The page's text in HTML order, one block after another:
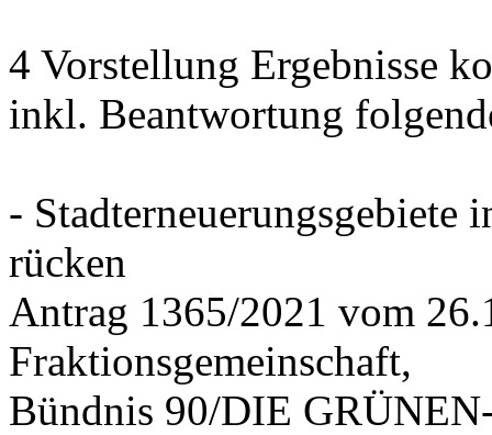
4 Vorstellung Ergebnisse
inkl. Beantwortung
- Stadterneuerungsgebiete
rücken
Antrag 1365/2021 vom
Fraktionsgemeinschaft,
Bündnis 90/DIE